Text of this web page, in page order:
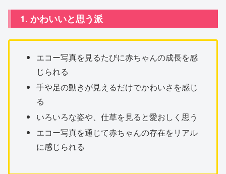
1. かわいいと思う派
エコー写真を見るたびに赤ちゃんの成長を感
じられる
手や足の動きが見えるだけでかわいさを感じ
る
いろいろな姿や、仕草を見ると愛おしく思う
エコー写真を通じて赤ちゃんの存在をリアル
に感じられる